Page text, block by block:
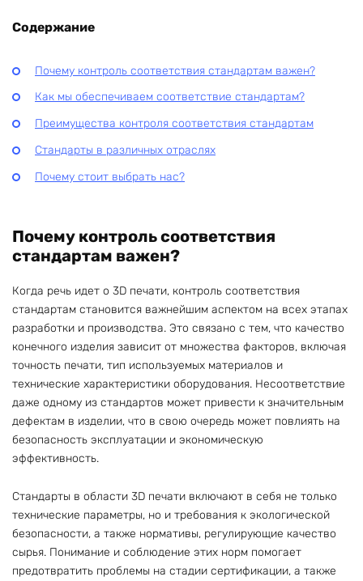
Содержание
Почему контроль соответствия стандартам важен?
Как мы обеспечиваем соответствие стандартам?
Преимущества контроля соответствия стандартам
Стандарты в различных отраслях
Почему стоит выбрать нас?
Почему контроль соответствия
стандартам важен?
Когда речь идет о 3D печати, контроль соответствия
стандартам становится важнейшим аспектом на всех этапах
разработки и производства. Это связано с тем, что качество
конечного изделия зависит от множества факторов, включая
точность печати, тип используемых материалов и
технические характеристики оборудования. Несоответствие
даже одному из стандартов может привести к значительным
дефектам в изделии, что в свою очередь может повлиять на
безопасность эксплуатации и экономическую
эффективность.
Стандарты в области 3D печати включают в себя не только
технические параметры, но и требования к экологической
безопасности, а также нормативы, регулирующие качество
сырья. Понимание и соблюдение этих норм помогает
предотвратить проблемы на стадии сертификации, а также